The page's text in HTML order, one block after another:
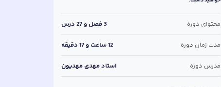
محتوای دوره 3فصل و27درس
مدت زمان دوره 12 ساعت و 17 دقیقه
مدرس دوره استاد مهدی مهدیون